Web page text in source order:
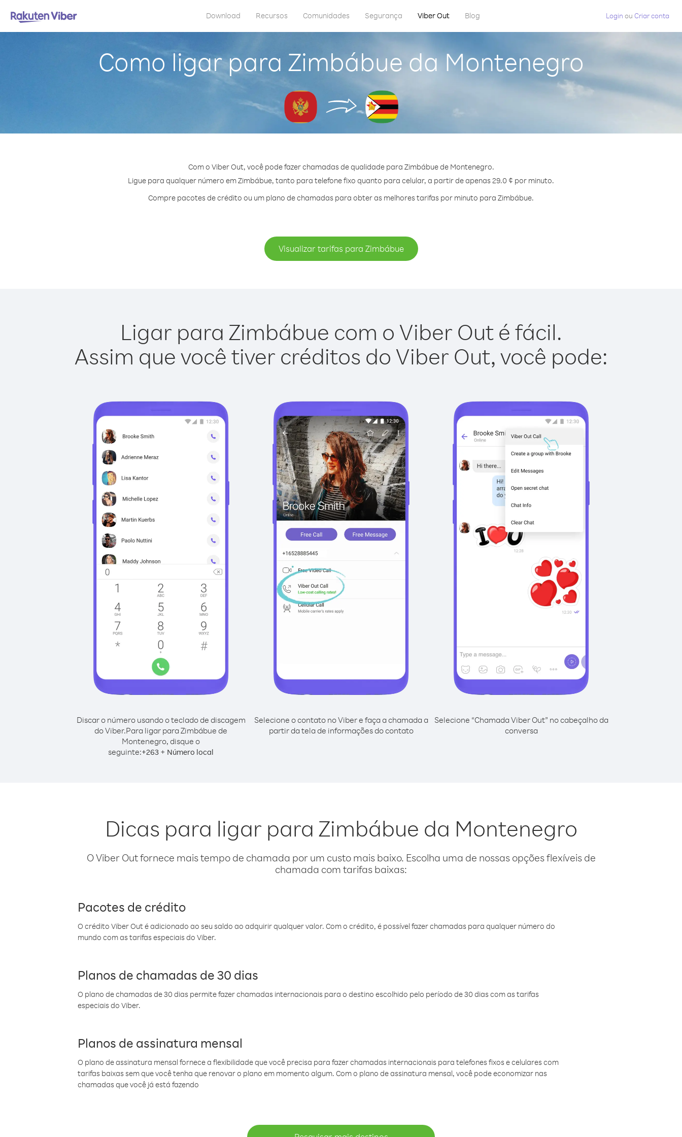
Download Recursos Comunidades Segurança Viber Out Blog Login ou Criar conta
Como ligar para Zimbábue da Montenegro
Com o Viber Out, você pode fazer chamadas de qualidade para Zimbábue de Montenegro.
Ligue para qualquer número em Zimbábue, tanto para telefone fixo quanto para celular, a partir de apenas 29.0 ¢ por minuto.
Compre pacotes de crédito ou um plano de chamadas para obter as melhores tarifas por minuto para Zimbábue.
Visualizar tarifas para Zimbábue
Ligar para Zimbábue com o Viber Out é fácil.
Assim que você tiver créditos do Viber Out, você pode:
Discar o número usando o teclado de discagem
do Viber.Para ligar para Zimbábue de
Montenegro, disque o
seguinte:+263 + Número local
Selecione o contato no Viber e faça a chamada a
partir da tela de informações do contato
Selecione “Chamada Viber Out” no cabeçalho da
conversa
Dicas para ligar para Zimbábue da Montenegro
O Viber Out fornece mais tempo de chamada por um custo mais baixo. Escolha uma de nossas opções flexíveis de
chamada com tarifas baixas:
Pacotes de crédito
O crédito Viber Out é adicionado ao seu saldo ao adquirir qualquer valor. Com o crédito, é possível fazer chamadas para qualquer número do
mundo com as tarifas especiais do Viber.
Planos de chamadas de 30 dias
O plano de chamadas de 30 dias permite fazer chamadas internacionais para o destino escolhido pelo período de 30 dias com as tarifas
especiais do Viber.
Planos de assinatura mensal
O plano de assinatura mensal fornece a flexibilidade que você precisa para fazer chamadas internacionais para telefones fixos e celulares com
tarifas baixas sem que você tenha que renovar o plano em momento algum. Com o plano de assinatura mensal, você pode economizar nas
chamadas que você já está fazendo